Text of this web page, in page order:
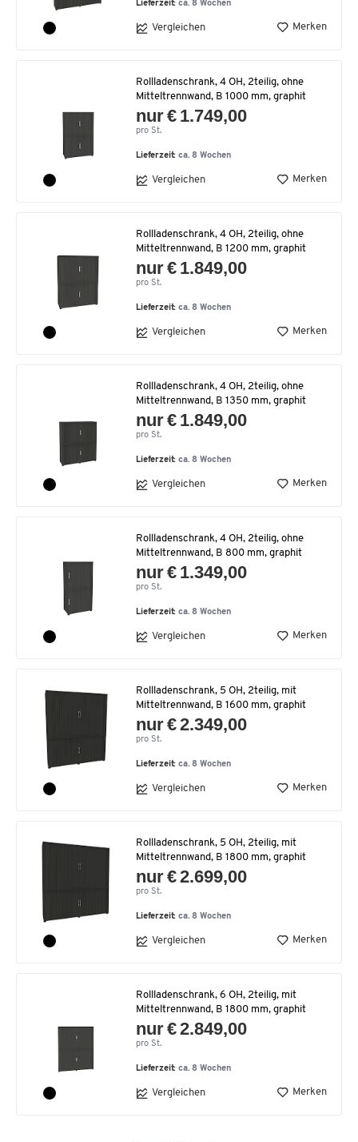
Lieferzeit:ca. 8 Wochen
Vergleichen Merken
Rollladenschrank, 4 OH, 2teilig, ohne
Mitteltrennwand, B 1000 mm, graphit
nur € 1.749,00
pro St.
Lieferzeit:ca. 8 Wochen
Vergleichen Merken
Rollladenschrank, 4 OH, 2teilig, ohne
Mitteltrennwand, B 1200 mm, graphit
nur € 1.849,00
pro St.
Lieferzeit:ca. 8 Wochen
Vergleichen Merken
Rollladenschrank, 4 OH, 2teilig, ohne
Mitteltrennwand, B 1350 mm, graphit
nur € 1.849,00
pro St.
Lieferzeit:ca. 8 Wochen
Vergleichen Merken
Rollladenschrank, 4 OH, 2teilig, ohne
Mitteltrennwand, B 800 mm, graphit
nur € 1.349,00
pro St.
Lieferzeit:ca. 8 Wochen
Vergleichen Merken
Rollladenschrank, 5 OH, 2teilig, mit
Mitteltrennwand, B 1600 mm, graphit
nur € 2.349,00
pro St.
Lieferzeit:ca. 8 Wochen
Vergleichen Merken
Rollladenschrank, 5 OH, 2teilig, mit
Mitteltrennwand, B 1800 mm, graphit
nur € 2.699,00
pro St.
Lieferzeit:ca. 8 Wochen
Vergleichen Merken
Rollladenschrank, 6 OH, 2teilig, mit
Mitteltrennwand, B 1800 mm, graphit
nur € 2.849,00
pro St.
Lieferzeit:ca. 8 Wochen
Vergleichen Merken